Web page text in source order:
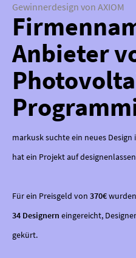
Gewinnerdesign von AXIOM
Anbieter
markusk suchte ein neues Design
hat ein Projekt auf
Für ein Preisgeld von 370€wurden
34 Designern eingereicht,
gekürt.